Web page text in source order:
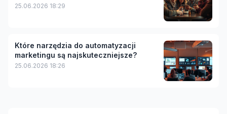
25.06.2026 18:29
Które narzędzia do automatyzacji
marketingu są najskuteczniejsze?
25.06.2026 18:26